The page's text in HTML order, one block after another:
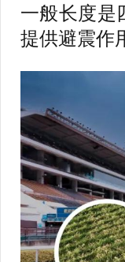
一般长度是
提供避震作